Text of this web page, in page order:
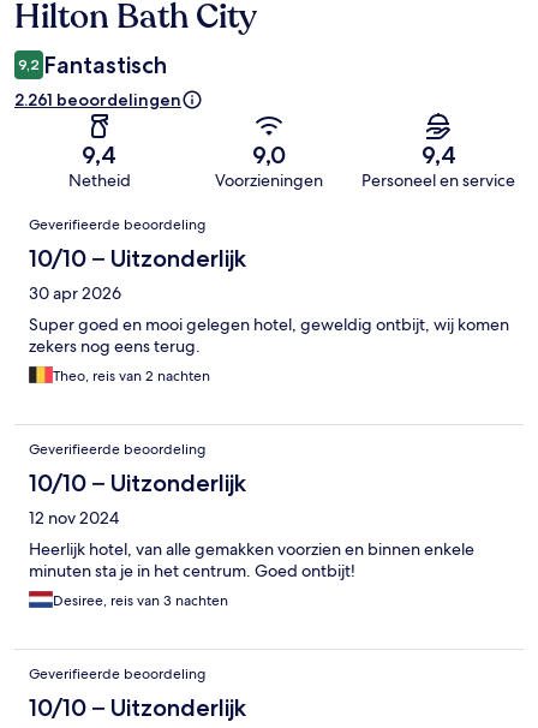
Hilton Bath City
9,2 Fantastisch
2.261 beoordelingen
9,4
Netheid
9,0
Voorzieningen
9,4
Personeel en service
Beoordelingen
Geverifieerde beoordeling
10/10 – Uitzonderlijk
30 apr 2026
Super goed en mooi gelegen hotel, geweldig ontbijt, wij komen
zekers nog eens terug.
Theo, reis van 2 nachten
Geverifieerde beoordeling
10/10 – Uitzonderlijk
12 nov 2024
Heerlijk hotel, van alle gemakken voorzien en binnen enkele
minuten sta je in het centrum. Goed ontbijt!
Desiree, reis van 3 nachten
Geverifieerde beoordeling
10/10 – Uitzonderlijk